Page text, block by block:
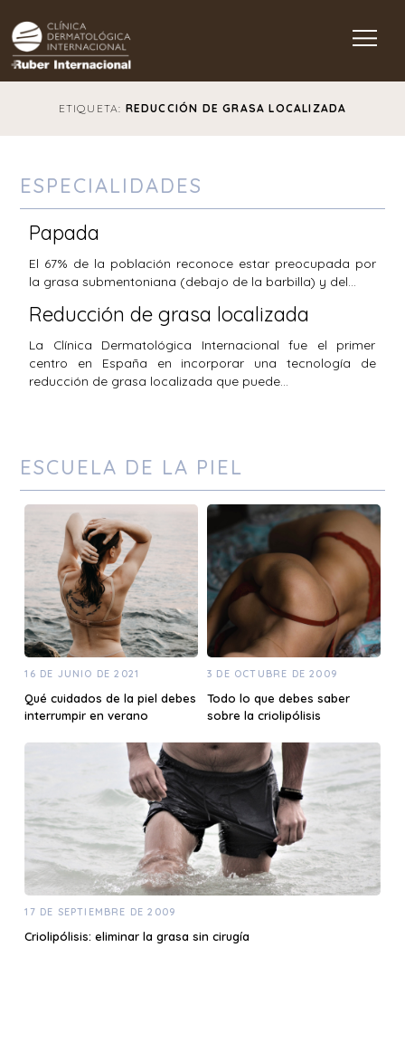
Main Navigation
ETIQUETA: REDUCCIÓN DE GRASA LOCALIZADA
ESPECIALIDADES
Papada
El 67% de la población reconoce estar preocupada por
la grasa submentoniana (debajo de la barbilla) y del…
Reducción de grasa localizada
La Clínica Dermatológica Internacional fue el primer
centro en España en incorporar una tecnología de
reducción de grasa localizada que puede…
ESCUELA DE LA PIEL
16 DE JUNIO DE 2021
Qué cuidados de la piel debes
interrumpir en verano
3 DE OCTUBRE DE 2009
Todo lo que debes saber
sobre la criolipólisis
17 DE SEPTIEMBRE DE 2009
Criolipólisis: eliminar la grasa sin cirugía